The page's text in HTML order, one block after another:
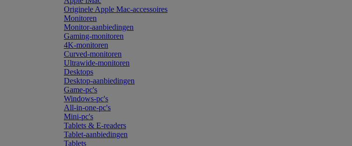
Originele Apple Mac-accessoires
Monitoren
Monitor-aanbiedingen
Gaming-monitoren
4K-monitoren
Curved-monitoren
Ultrawide-monitoren
Desktops
Desktop-aanbiedingen
Game-pc's
Windows-pc's
All-in-one-pc's
Mini-pc's
Tablets & E-readers
Tablet-aanbiedingen
Tablets